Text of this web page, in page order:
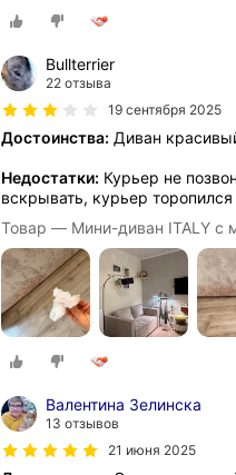
Bullterrier
22 отзыва
19 сентября 2025
Достоинства: Диван
Недостатки: Курьер не
вскрывать, курьер
Товар — Мини-диван ITALY с
Валентина Зелинска
13 отзывов
21 июня 2025